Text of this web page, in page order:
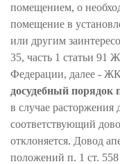
помещением, о
помещение в
или другим
35, часть 1 статьи 91
Федерации, далее -
досудебный порядок
в случае расторжения
соответствующий
отклоняется. Довод
положений п. 1 ст.